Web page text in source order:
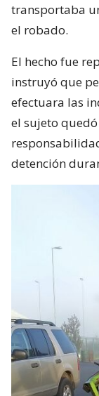
transportaba
el robado.
El hecho fue
instruyó que
efectuara las
el sujeto
detención